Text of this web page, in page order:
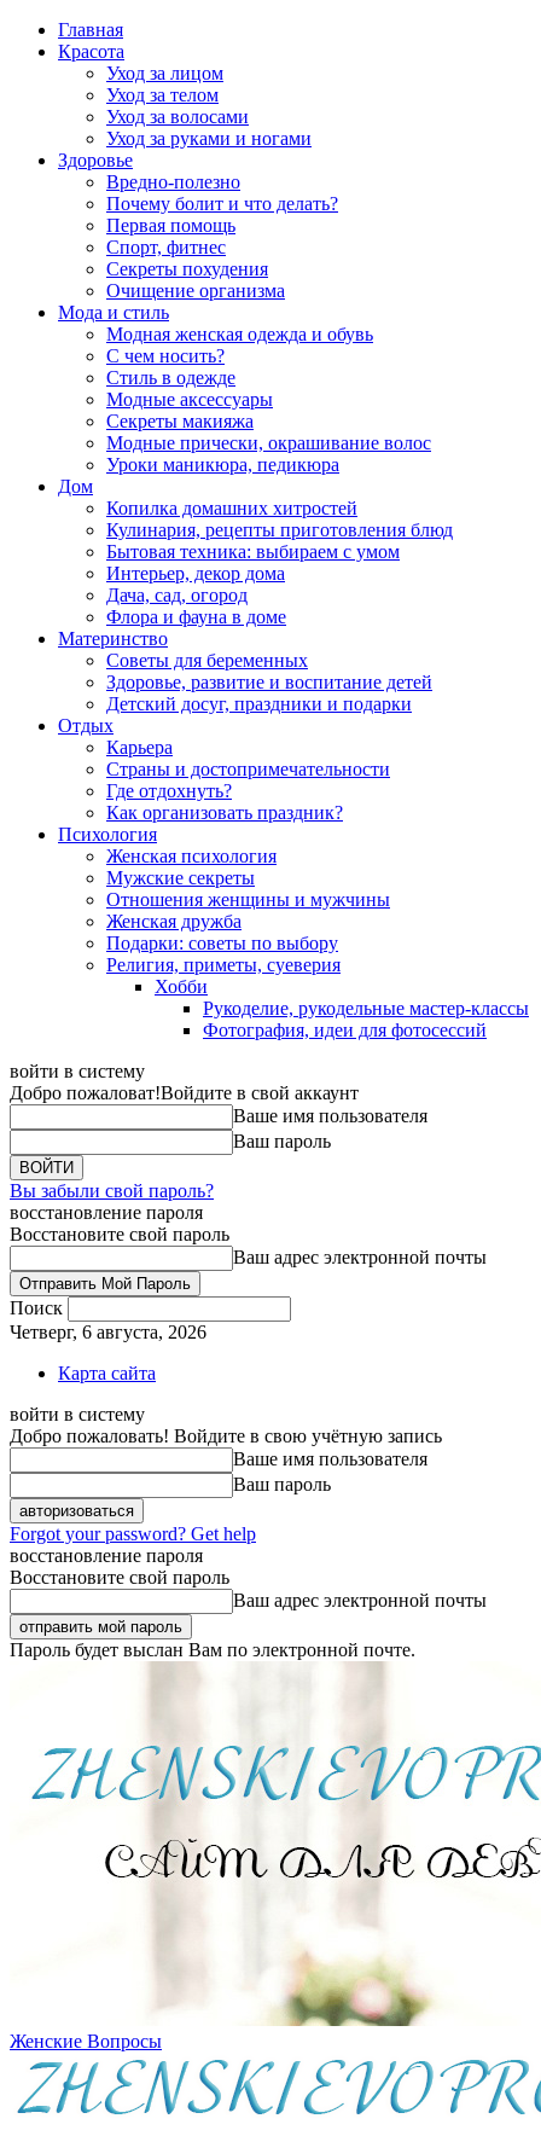
Главная
Красота
Уход за лицом
Уход за телом
Уход за волосами
Уход за руками и ногами
Здоровье
Вредно-полезно
Почему болит и что делать?
Первая помощь
Спорт, фитнес
Секреты похудения
Очищение организма
Мода и стиль
Модная женская одежда и обувь
С чем носить?
Стиль в одежде
Модные аксессуары
Секреты макияжа
Модные прически, окрашивание волос
Уроки маникюра, педикюра
Дом
Копилка домашних хитростей
Кулинария, рецепты приготовления блюд
Бытовая техника: выбираем с умом
Интерьер, декор дома
Дача, сад, огород
Флора и фауна в доме
Материнство
Советы для беременных
Здоровье, развитие и воспитание детей
Детский досуг, праздники и подарки
Отдых
Карьера
Страны и достопримечательности
Где отдохнуть?
Как организовать праздник?
Психология
Женская психология
Мужские секреты
Отношения женщины и мужчины
Женская дружба
Подарки: советы по выбору
Религия, приметы, суеверия
Хобби
Рукоделие, рукодельные мастер-классы
Фотография, идеи для фотосессий
войти в систему
Добро пожаловат!Войдите в свой аккаунт
Ваше имя пользователя
Ваш пароль
Вы забыли свой пароль?
восстановление пароля
Восстановите свой пароль
Ваш адрес электронной почты
Поиск
Четверг, 6 августа, 2026
Карта сайта
войти в систему
Добро пожаловать! Войдите в свою учётную запись
Ваше имя пользователя
Ваш пароль
Forgot your password? Get help
восстановление пароля
Восстановите свой пароль
Ваш адрес электронной почты
Пароль будет выслан Вам по электронной почте.
Женские Вопросы